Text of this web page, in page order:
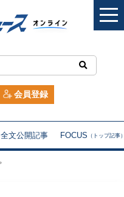
会員登録
全文公開記事 FOCUS （トップ記事